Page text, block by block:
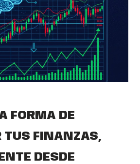
FORMA DE
TUS FINANZAS,
DESDE